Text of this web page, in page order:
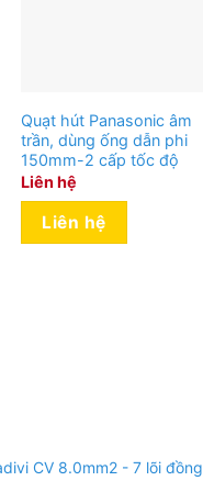
Quạt hút Panasonic âm
trần, dùng ống dẫn phi
150mm-2 cấp tốc độ
Liên hệ
Liên hệ
CV 8.0mm2 - 7 lõi đồng